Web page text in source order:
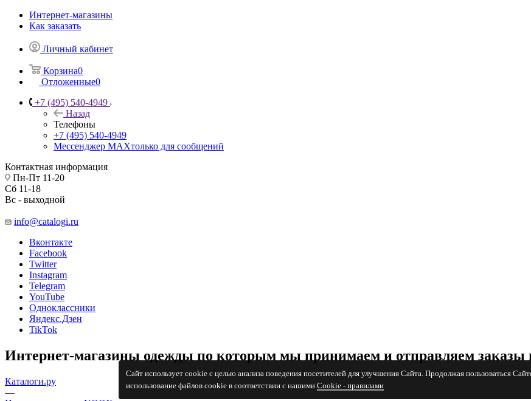
Сайт использует cookie с целью анализа поведения посетителей для улучшения Сайта. Продолжая пользоваться
использование файлов cookie в соответствии с нашими Cookiе - правилами
Интернет-магазины
Как заказать
Личный кабинет
Корзина0
Отложенные0
+7 (495) 540-4949
Назад
Телефоны
+7 (495) 540-4949
Мессенджер МАХтолько для сообщений
Контактная информация
Пн-Пт 11-20
Сб 11-18
Вс - выходной
info@catalogi.ru
Вконтакте
Facebook
Twitter
Instagram
Telegram
YouTube
Одноклассники
Яндекс.Дзен
TikTok
Интернет-магазины одежды по которым мы принимаем и отправляем заказы
Каталоги.ру
—